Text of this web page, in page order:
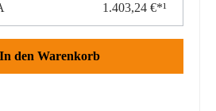
1.403,24 €*¹
benutze die Schaltflächen um die Anzahl
In den Warenkorb